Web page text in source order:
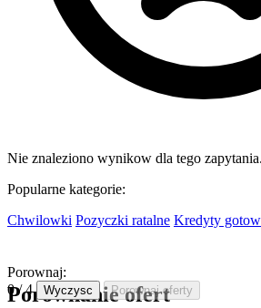
Nie znaleziono wynikow dla tego zapytania.
Popularne kategorie:
Chwilowki Pozyczki ratalne Kredyty
Porownaj:
0 / 4
Wyczysc Porownaj oferty
Porownanie ofert